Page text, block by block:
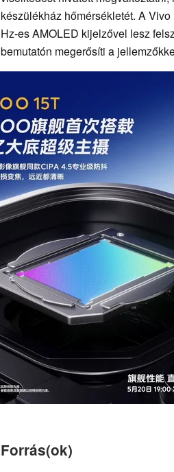
készülékház hőmérsékletét. A
Hz-es AMOLED kijelzővel lesz
bemutatón megerősíti a
Forrás(ok)